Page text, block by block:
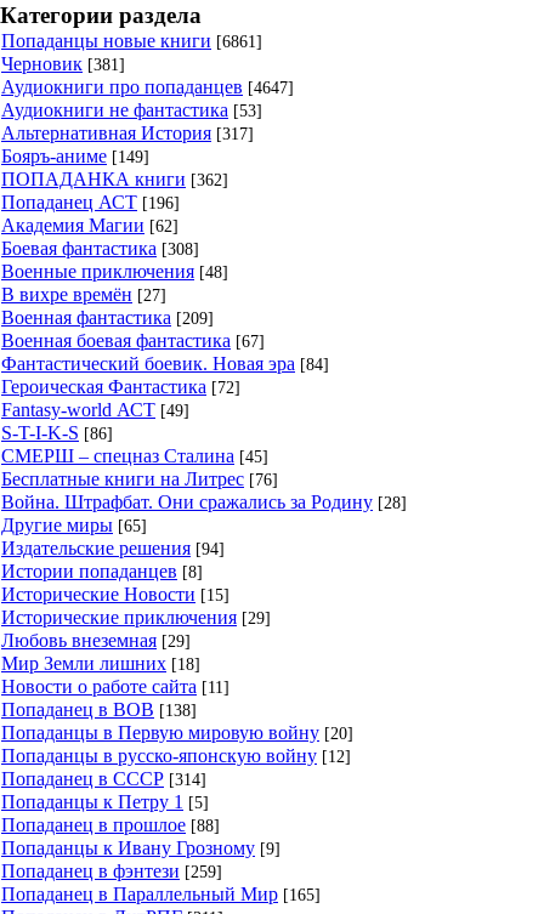
Категории раздела
Попаданцы новые книги [6861]
Черновик [381]
Аудиокниги про попаданцев [4647]
Аудиокниги не фантастика [53]
Альтернативная История [317]
Бояръ-аниме [149]
ПОПАДАНКА книги [362]
Попаданец АСТ [196]
Академия Магии [62]
Боевая фантастика [308]
Военные приключения [48]
В вихре времён [27]
Военная фантастика [209]
Военная боевая фантастика [67]
Фантастический боевик. Новая эра [84]
Героическая Фантастика [72]
Fantasy-world АСТ [49]
S-T-I-K-S [86]
СМЕРШ – спецназ Сталина [45]
Бесплатные книги на Литрес [76]
Война. Штрафбат. Они сражались за Родину [28]
Другие миры [65]
Издательские решения [94]
Истории попаданцев [8]
Исторические Новости [15]
Исторические приключения [29]
Любовь внеземная [29]
Мир Земли лишних [18]
Новости о работе сайта [11]
Попаданец в ВОВ [138]
Попаданцы в Первую мировую войну [20]
Попаданцы в русско-японскую войну [12]
Попаданец в СССР [314]
Попаданцы к Петру 1 [5]
Попаданец в прошлое [88]
Попаданцы к Ивану Грозному [9]
Попаданец в фэнтези [259]
Попаданец в Параллельный Мир [165]